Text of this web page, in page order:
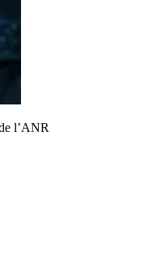
l’ANR